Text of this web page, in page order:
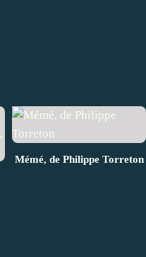
Mémé, de Philippe Torreton